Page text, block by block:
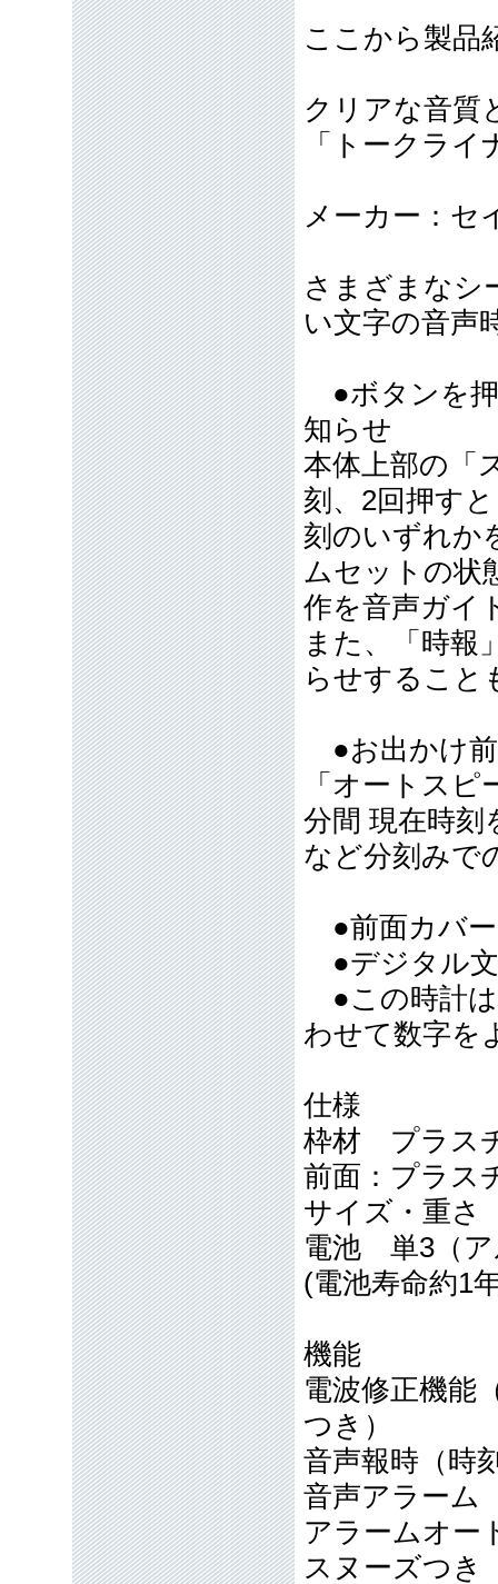
ここから製品
クリアな音
「トークラ
メーカー：セ
さまざまなシ
い文字の音声
●ボタンを押
知らせ
本体上部の「
刻、2回押す
刻のいずれか
ムセットの状
作を音声ガイ
また、「時報
らせすること
●お出かけ
「オートス
分間 現在時刻
など分刻みで
●前面カバ
●デジタル
●この時計は
わせて数字を
仕様
枠材 プラ
前面：プラス
サイズ・重
電池 単3（
(電池寿命約
機能
電波修正機能
つき）
音声報時（時
音声アラーム
アラームオー
スヌーズつき